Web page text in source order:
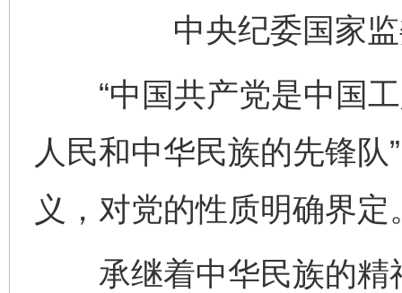
中央纪委国家
“中国共产党是中国工
人民和中华民族的先锋
义，对党的性质明确界定
承继着中华民族的精